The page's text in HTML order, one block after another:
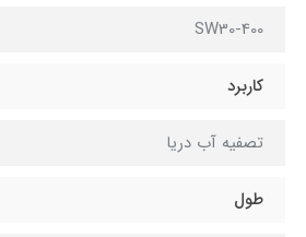
SW30-400
کاربرد
تصفیه آب دریا
طول